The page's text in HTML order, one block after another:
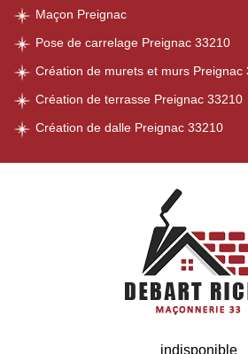
Maçon Preignac
Pose de carrelage Preignac 33210
Création de murets et murs Preignac
Création de terrasse Preignac 33210
Création de dalle Preignac 33210
indisponible